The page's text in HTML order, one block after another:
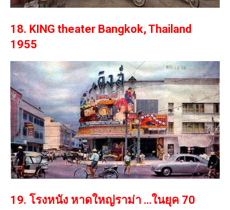
18. KING theater Bangkok, Thailand
1955
19. โรงหนัง หาดใหญ่ราม่า …ในยุค 70